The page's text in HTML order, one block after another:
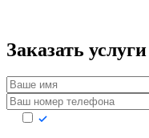
Заказать услуги